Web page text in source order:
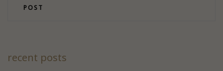
POST
recent posts